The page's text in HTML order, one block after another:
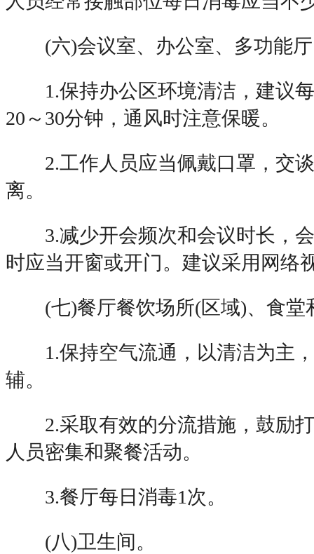
(六)会议室、办公室、多功能
1.保持办公区环境清洁，建议每
20～30分钟，通风时注意保暖。
2.工作人员应当佩戴口罩，交谈
离。
3.减少开会频次和会议时长，会
时应当开窗或开门。建议采用网络
(七)餐厅餐饮场所(区域)、食堂
1.保持空气流通，以清洁为主，
辅。
2.采取有效的分流措施，鼓励打
人员密集和聚餐活动。
3.餐厅每日消毒1次。
(八)卫生间。